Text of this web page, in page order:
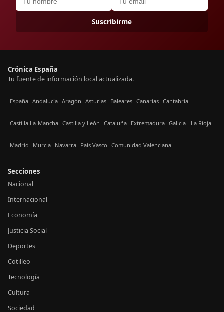
Suscribirme
Crónica España
Tu fuente de información local actualizada.
España Andalucía Aragón Asturias Baleares Canarias Cantabria
Castilla La-Mancha Castilla y León Cataluña Extremadura Galicia La Rioja
Madrid Murcia Navarra País Vasco Comunidad Valenciana
Secciones
Nacional
Internacional
Economía
Justicia Social
Deportes
Cotilleo
Tecnología
Cultura
Sociedad